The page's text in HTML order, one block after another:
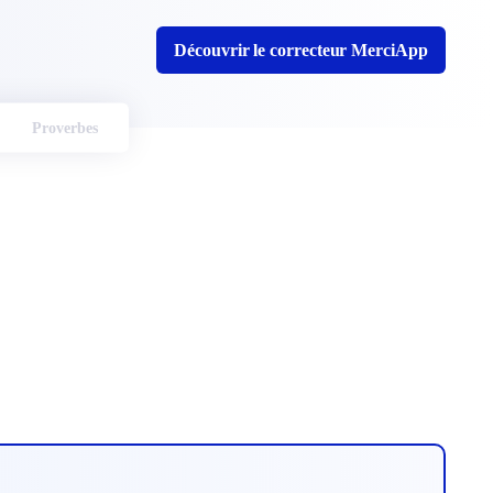
Découvrir le correcteur MerciApp
Proverbes